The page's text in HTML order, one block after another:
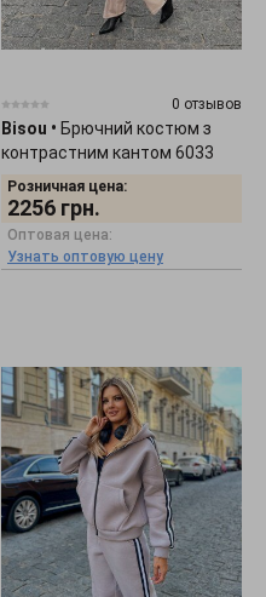
0 отзывов
Bisou • Брючний костюм з
контрастним кантом 6033
Розничная цена:
2256 грн.
Оптовая цена:
Узнать оптовую цену